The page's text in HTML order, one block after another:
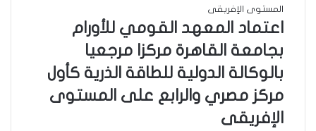
اعتماد المعهد القومي للأورام
بجامعة القاهرة مركزا مرجعيا
بالوكالة الدولية للطاقة الذرية كأول
مركز مصري والرابع على المستوى
الإفريقى